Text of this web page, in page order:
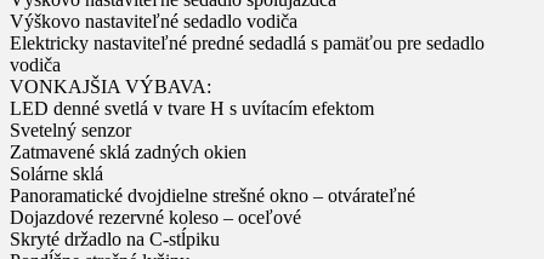
Výškovo nastaviteľné sedadlo vodiča
Elektricky nastaviteľné predné sedadlá s pamäťou pre sedadlo
vodiča
VONKAJŠIA VÝBAVA:
LED denné svetlá v tvare H s uvítacím efektom
Svetelný senzor
Zatmavené sklá zadných okien
Solárne sklá
Panoramatické dvojdielne strešné okno – otvárateľné
Dojazdové rezervné koleso – oceľové
Skryté držadlo na C-stĺpiku